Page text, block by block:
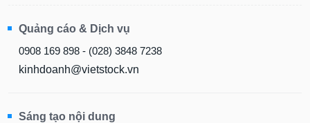
Quảng cáo & Dịch vụ
0908 169 898 - (028) 3848 7238
kinhdoanh@vietstock.vn
Sáng tạo nội dung